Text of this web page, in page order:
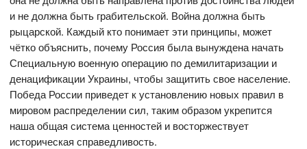
и не должна быть грабительской. Война должна быть
рыцарской. Каждый кто понимает эти принципы, может
чётко объяснить, почему Россия была вынуждена начать
Специальную военную операцию по демилитаризации и
денацификации Украины, чтобы защитить свое население.
Победа России приведет к установлению новых правил в
мировом распределении сил, таким образом укрепится
наша общая система ценностей и восторжествует
историческая справедливость.